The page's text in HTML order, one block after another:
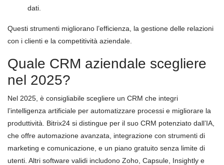
dati.
Questi strumenti migliorano l’efficienza, la gestione delle relazioni
con i clienti e la competitività aziendale.
Quale CRM aziendale scegliere
nel 2025?
Nel 2025, è consigliabile scegliere un CRM che integri
l’intelligenza artificiale per automatizzare processi e migliorare la
produttività. Bitrix24 si distingue per il suo CRM potenziato dall’IA,
che offre automazione avanzata, integrazione con strumenti di
marketing e comunicazione, e un piano gratuito senza limite di
utenti. Altri software validi includono Zoho, Capsule, Insightly e